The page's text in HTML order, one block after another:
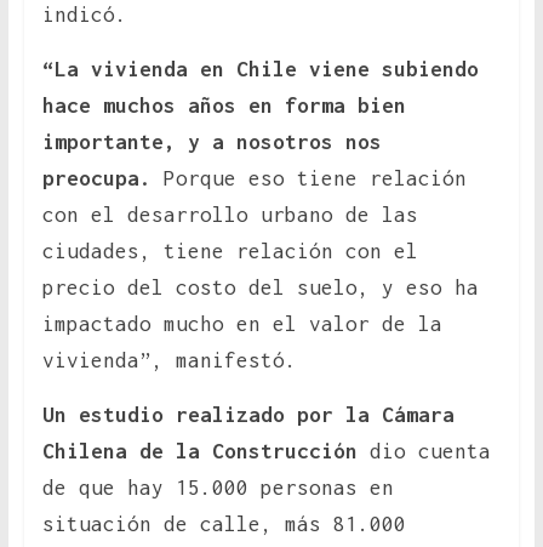
indicó.
“La vivienda en Chile viene subiendo
hace muchos años en forma bien
importante, y a nosotros nos
preocupa.
Porque eso tiene relación
con el desarrollo urbano de las
ciudades, tiene relación con el
precio del costo del suelo, y eso ha
impactado mucho en el valor de la
vivienda”, manifestó.
Un estudio realizado por la Cámara
Chilena de la Construcción dio cuenta
de que hay 15.000 personas en
situación de calle, más 81.000